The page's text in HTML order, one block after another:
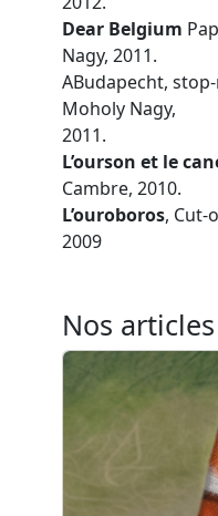
Dear Belgium
Nagy, 2011.
ABudapecht,
Moholy Nagy,
2011.
L’ourson et le
Cambre, 2010.
L’ouroboros, Cut-
2009
Nos